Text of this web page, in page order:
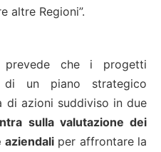
altre Regioni”.
che i progetti
di un piano strategico
di azioni suddiviso in due
sulla valutazione dei
aziendaliper affrontare la